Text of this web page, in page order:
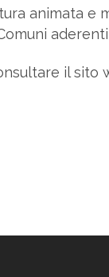
animata e
il sito